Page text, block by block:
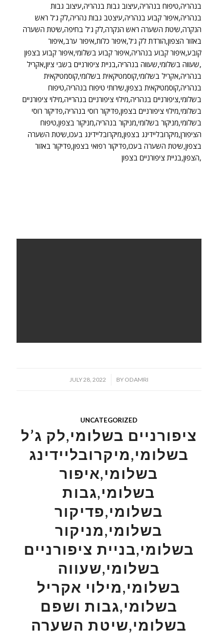
בנהריה,טיפוח בנהריה,עיצוב גבות בנהריה,עיצוב גבות
בנהריה,איפור קבוע בנהריה,עיצטב גבות נהריה,לק ג’ל ראש
הנקרה,שיטת השערה ראש הנקרה,לק ג’ל בחיפה,שיטת השערה
באזור הצפון,הורדת לק ג’ל,איפור כלות,איפור ערב,איפור
קובע,איפור קבוע בנהריה,איפור קבוע בשלומי,איפור קבוע בצפון
,שעווה בשלומי,שעווה בנהריה,בניית ציפורניים בשבי ציון,אקריל
בנהריה,אקריל בשלומי,קוסמטיקאית בשלומי,קוסמטיקאית
בנהריה,קוסמטיקאית בצפון,שירותי טיפוח בנהריה,טיפוח
בשלומי,ציפורניים בנהריה,מילוי ציפורניים בנהרייה,מילוי ציפורניים
בשלומי,מילוי ציפורניים בצפון,פדיקור רוסי בנהריה,פדיקור רוסי
בשלומי,מניקור בשלומי,מניקור בנהריה,מניקור בצפון,טיפוח
הציפורן,מיקרובליידינג בצפון,מיקרובליידינג בעכו,שיטת השערה
בצפון,שיטת השערה בעכו,פדיקור רפואי בצפון,פדיקור באזור
הצפון,בניית ציפורניים בצפון,
JULY 28, 2022
/ BY ODAMRI
UNCATEGORIZED
ציפורניים בשלומי,לק ג’ל
בשלומי,מיקרובליידינג
בשלומי,איפור
בשלומי,גבות
בשלומי,פדיקור
בשלומי,מניקור
בשלומי,בניית ציפורניים
בשלומי,שעווה
בשלומי,מילוי אקריל
בשלומי,גבות ושפם
בשלומי,שיטת השערה